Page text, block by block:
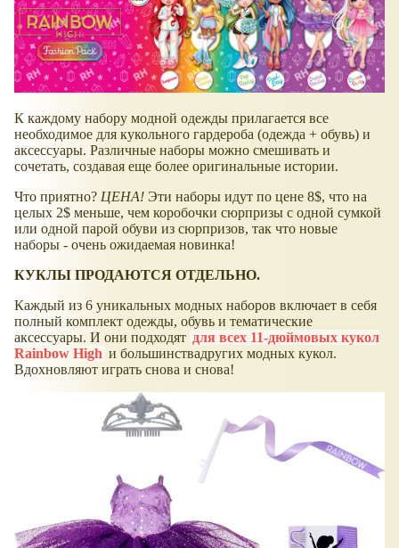
К каждому набору модной одежды прилагается все
необходимое для кукольного гардероба (одежда + обувь) и
аксессуары. Различные наборы можно смешивать и
сочетать, создавая еще более оригинальные истории.
Что приятно? ЦЕНА! Эти наборы идут по цене 8$, что на
целых 2$ меньше, чем коробочки сюрпризы с одной сумкой
или одной парой обуви из сюрпризов, так что новые
наборы - очень ожидаемая новинка!
КУКЛЫ ПРОДАЮТСЯ ОТДЕЛЬНО.
Каждый из 6 уникальных модных наборов включает в себя
полный комплект одежды, обувь и тематические
аксессуары. И они подходят для всех 11-дюймовых кукол
Rainbow High и большинствадругих модных кукол.
Вдохновляют играть снова и снова!